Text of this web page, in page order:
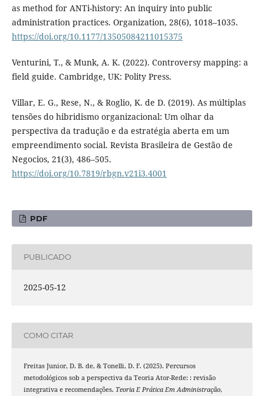
as method for ANTi-history: An inquiry into public
administration practices. Organization, 28(6), 1018–1035.
https://doi.org/10.1177/13505084211015375
Venturini, T., & Munk, A. K. (2022). Controversy mapping: a
field guide. Cambridge, UK: Polity Press.
Villar, E. G., Rese, N., & Roglio, K. de D. (2019). As múltiplas
tensões do hibridismo organizacional: Um olhar da
perspectiva da tradução e da estratégia aberta em um
empreendimento social. Revista Brasileira de Gestão de
Negocios, 21(3), 486–505.
https://doi.org/10.7819/rbgn.v21i3.4001
PDF
PUBLICADO
2025-05-12
COMO CITAR
Freitas Junior, D. B. de, & Tonelli, D. F. (2025). Percursos
metodológicos sob a perspectiva da Teoria Ator-Rede: : revisão
integrativa e recomendações. Teoria E Prática Em Administração,